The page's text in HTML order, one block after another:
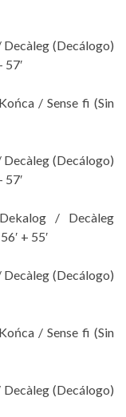
(Decálogo)
57′
/ Sense fi (Sin
(Decálogo)
57′
/ Decàleg
+ 55′
(Decálogo)
/ Sense fi (Sin
(Decálogo)